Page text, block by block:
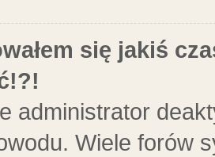
się jakiś
administrator
Wiele forów